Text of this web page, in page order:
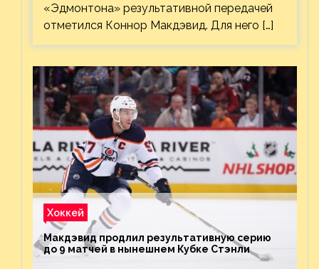
«Эдмонтона» результативной передачей
отметился Коннор Макдэвид. Для него […]
Хоккей
Макдэвид продлил результативную серию
до 9 матчей в нынешнем Кубке Стэнли